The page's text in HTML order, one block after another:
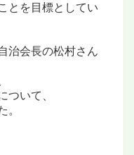
とを目標としてい
治会長の松村さん
ついて、
。